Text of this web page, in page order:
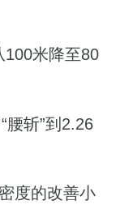
100米降至80
腰斩”到2.26
度的改善小